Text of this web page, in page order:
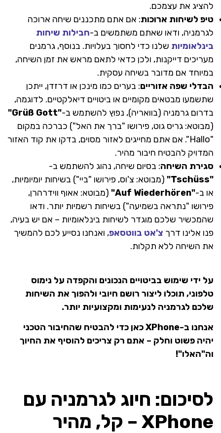
להציג את עצמכם.
טיפ לשיחות ארוכות: אם אתם מתכננים שיחה ארוכה
לגרמניה, ודאו שאתם משתמשים ב-חבילות שיחות
בינלאומיות שלנו כדי לחסוך בעלויות. בנוסף, גרמנים
מעריכים דייקנות, ולכן כדאי לתאם מראש את זמן השיחה,
במיוחד אם מדובר בשיחה עסקית.
הבדלי שפה אזוריים: בערים כמו מינכן או דרזדן, ייתכן
שתשמעו מבטאים מקומיים או ביטויים דיאלקטיים. לדוגמה,
בדרום גרמניה (בוואריה), נפוץ להשתמש ב-"Grüß Gott"
(מבוטא: גריס גוט, פירושו "ברך את האל") כברכה במקום
"Hallo". אם אתם מחייגים לאזור מסוים, בדקו את קוד האזור
המדויק להבטיח חיבור מהיר.
סגירת השיחה: בסיום שיחה, נהוג להשתמש ב-
"Tschüss"
(מבוטא: צ'וס, פירושו "ביי") בשיחות יומיומיות,
או ב-"Auf Wiederhören"
(מבוטא: אאוף ווידרהרן,
פירושו "נתראה בשמיעה") בשיחות רשמיות יותר. ודאו
שהמכשיר שלכם מוגדר לשיחות בינלאומיות – אם יש בעיה,
פנו אלינו דרך צ'אט בווטסאפ, ואנחנו נסייע לכם להמשיך
את השיחה ללא תקלות.
על ידי שימוש בביטויים הנכונים והקפדה על נימוס
טלפוני, תוכלו ליצור רושם חיובי ולהפוך את השיחות
שלכם לגרמניה לנעימות ומקצועיות יותר.
אנחנו ב-XPhone כאן כדי להבטיח שהחיבור הטכני
יהיה פשוט וחלק – אתם רק צריכים להוסיף את החיוך
וה"האלו"!
לסיכום: חיוג לגרמניה עם
XPhone – קל, מהיר